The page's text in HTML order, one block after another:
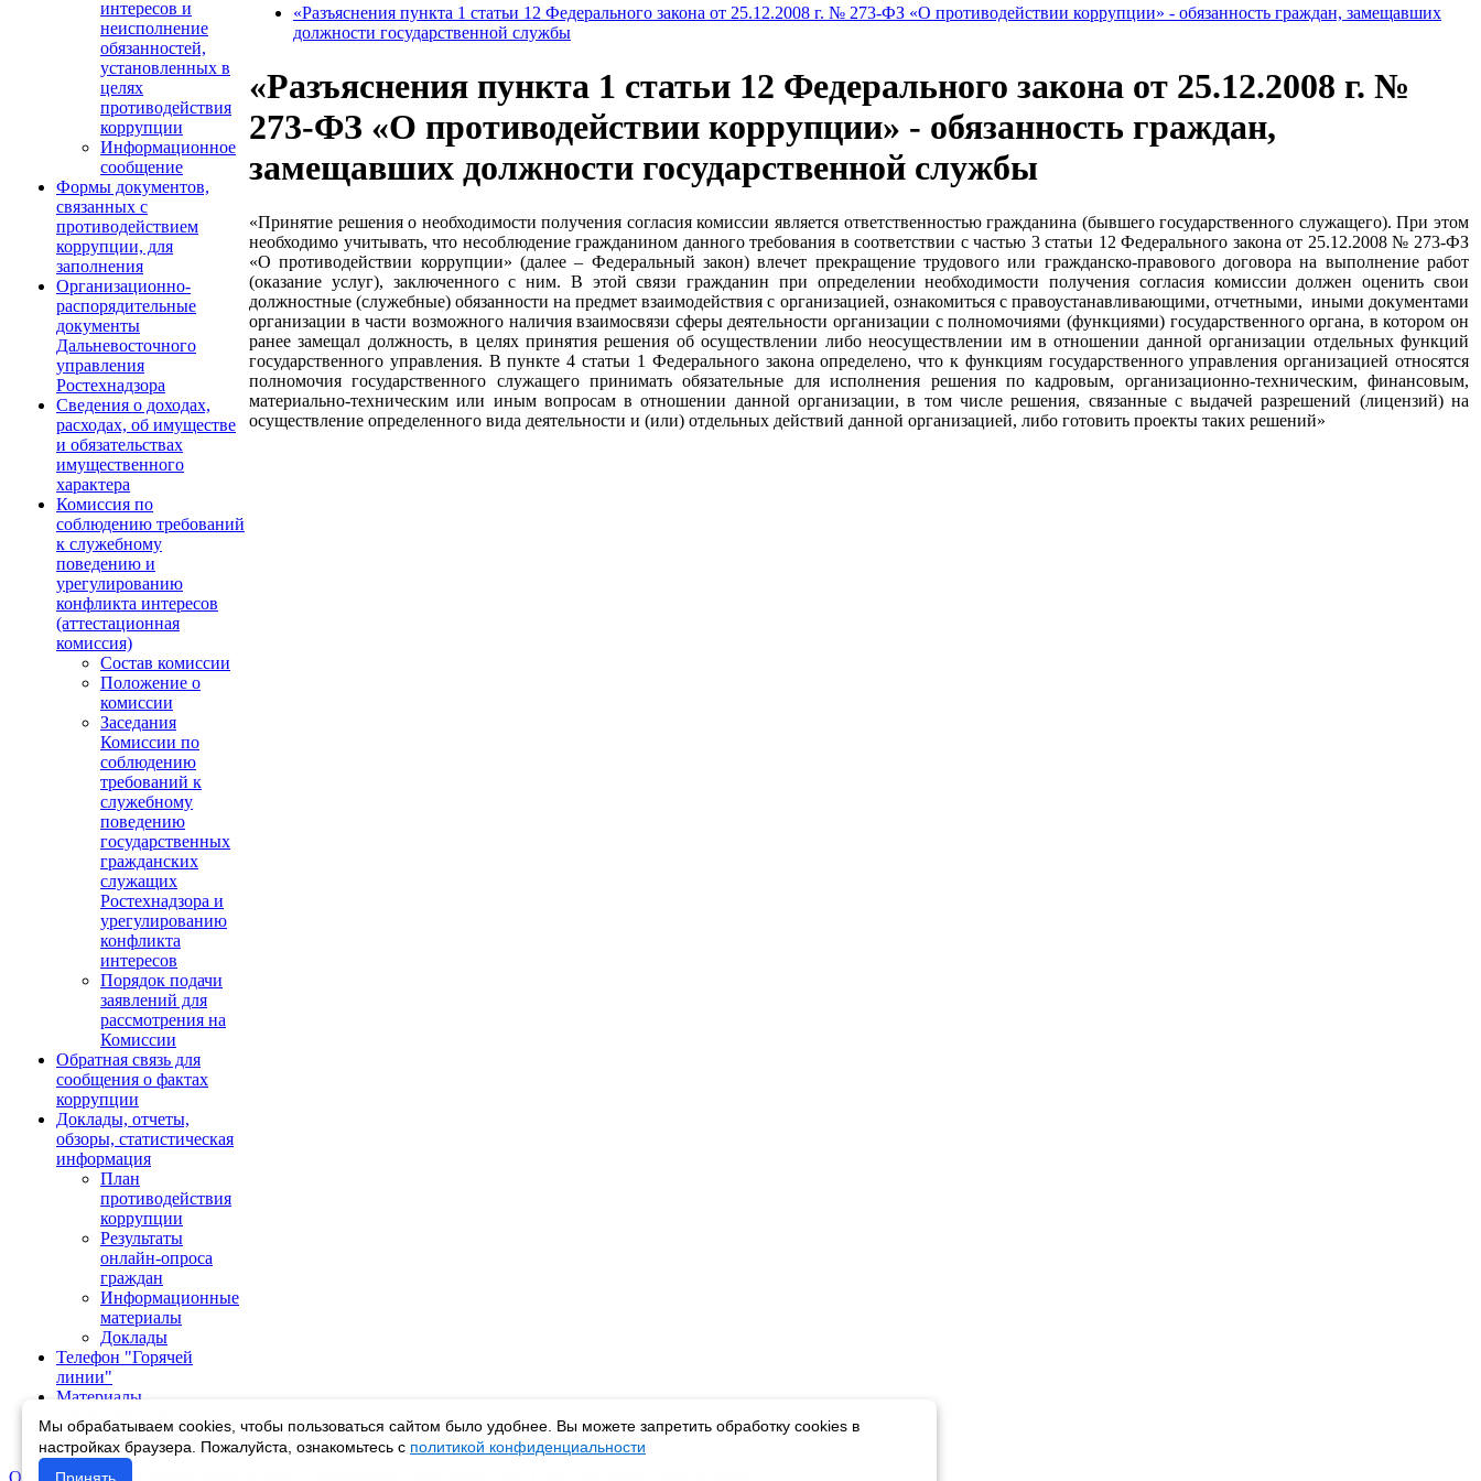
интересов и
неисполнение
обязанностей,
установленных в
целях
противодействия
коррупции
Информационное
сообщение
Формы документов,
связанных с
противодействием
коррупции, для
заполнения
Организационно-
распорядительные
документы
Дальневосточного
управления
Ростехнадзора
Сведения о доходах,
расходах, об имуществе
и обязательствах
имущественного
характера
Комиссия по
соблюдению требований
к служебному
поведению и
урегулированию
конфликта интересов
(аттестационная
комиссия)
Состав комиссии
Положение о
комиссии
Заседания
Комиссии по
соблюдению
требований к
служебному
поведению
государственных
гражданских
служащих
Ростехнадзора и
урегулированию
конфликта
интересов
Порядок подачи
заявлений для
рассмотрения на
Комиссии
Обратная связь для
сообщения о фактах
коррупции
Доклады, отчеты,
обзоры, статистическая
информация
План
противодействия
коррупции
Результаты
онлайн-опроса
граждан
Информационные
материалы
Доклады
Телефон "Горячей
линии"
Материалы
антикоррупционного
просвещения
«Разъяснения пункта 1 статьи 12 Федерального закона от 25.12.2008 г. № 273-ФЗ «О противодействии коррупции» - обязанность граждан, замещавших
должности государственной службы
«Разъяснения пункта 1 статьи 12 Федерального закона от 25.12.2008 г. №
273-ФЗ «О противодействии коррупции» - обязанность граждан,
замещавших должности государственной службы
«Принятие решения о необходимости получения согласия комиссии является ответственностью гражданина (бывшего государственного служащего). При этом
необходимо учитывать, что несоблюдение гражданином данного требования в соответствии с частью 3 статьи 12 Федерального закона от 25.12.2008 № 273-ФЗ
«О противодействии коррупции» (далее – Федеральный закон) влечет прекращение трудового или гражданско-правового договора на выполнение работ
(оказание услуг), заключенного с ним. В этой связи гражданин при определении необходимости получения согласия комиссии должен оценить свои
должностные (служебные) обязанности на предмет взаимодействия с организацией, ознакомиться с правоустанавливающими, отчетными, иными документами
организации в части возможного наличия взаимосвязи сферы деятельности организации с полномочиями (функциями) государственного органа, в котором он
ранее замещал должность, в целях принятия решения об осуществлении либо неосуществлении им в отношении данной организации отдельных функций
государственного управления. В пункте 4 статьи 1 Федерального закона определено, что к функциям государственного управления организацией относятся
полномочия государственного служащего принимать обязательные для исполнения решения по кадровым, организационно-техническим, финансовым,
материально-техническим или иным вопросам в отношении данной организации, в том числе решения, связанные с выдачей разрешений (лицензий) на
осуществление определенного вида деятельности и (или) отдельных действий данной организацией, либо готовить проекты таких решений»
Об управлении
Мы обрабатываем cookies, чтобы пользоваться сайтом было удобнее. Вы можете запретить обработку cookies в
настройках браузера. Пожалуйста, ознакомьтесь с политикой конфиденциальности